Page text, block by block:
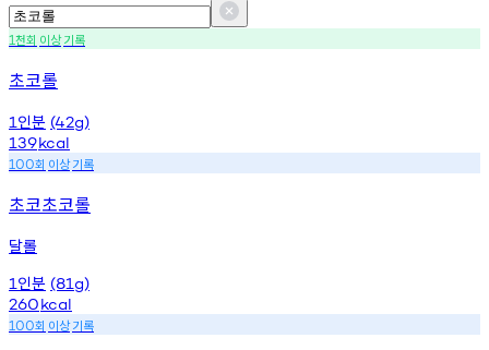
1천회 이상기록
초코롤
1 인분 (42g)
139kcal
100회 이상기록
초코초코롤
달롤
1 인분 (81g)
260kcal
100회 이상기록